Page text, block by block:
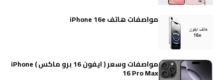
مواصفات هاتف iPhone 16e
مواصفات وسعر ( ايفون 16 برو ماكس ) iPhone
16 Pro Max